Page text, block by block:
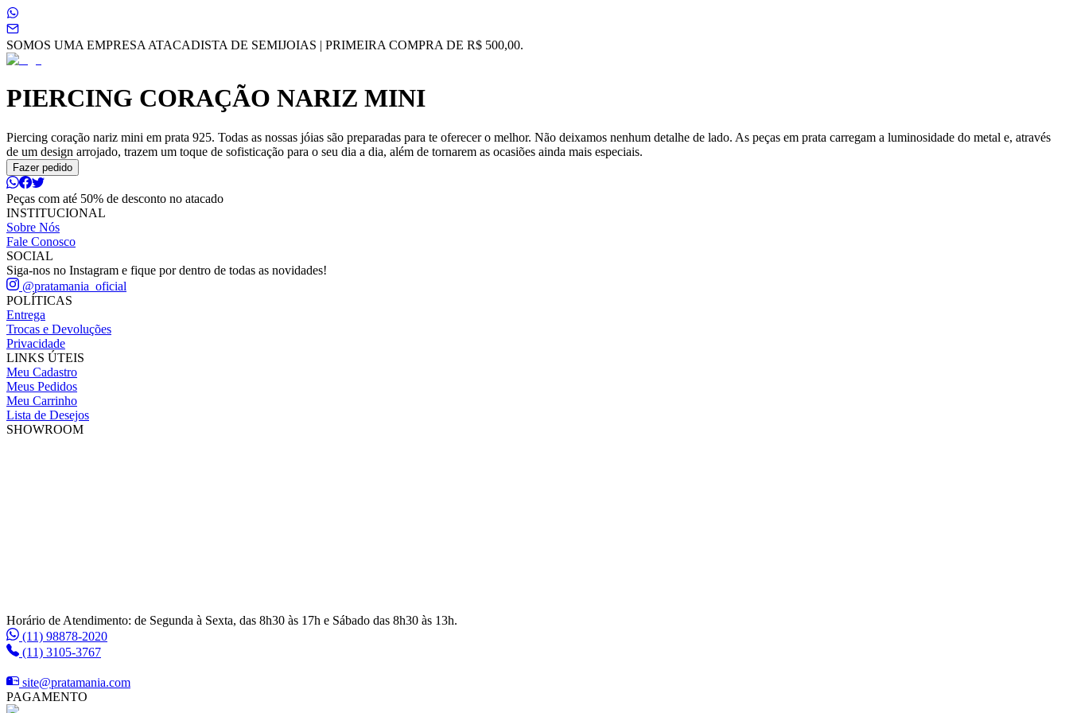
SOMOS UMA EMPRESA ATACADISTA DE SEMIJOIAS | PRIMEIRA COMPRA DE R$ 500,00.
PIERCING CORAÇÃO NARIZ MINI
Piercing coração nariz mini em prata 925. Todas as nossas jóias são preparadas para te oferecer o melhor. Não deixamos nenhum detalhe de lado. As peças em prata carregam a luminosidade do metal e, através
de um design arrojado, trazem um toque de sofisticação para o seu dia a dia, além de tornarem as ocasiões ainda mais especiais.
Fazer pedido
Peças com até 50% de desconto no atacado
INSTITUCIONAL
Sobre Nós
Fale Conosco
SOCIAL
Siga-nos no Instagram e fique por dentro de todas as novidades!
@pratamania_oficial
POLÍTICAS
Entrega
Trocas e Devoluções
Privacidade
LINKS ÚTEIS
Meu Cadastro
Meus Pedidos
Meu Carrinho
Lista de Desejos
SHOWROOM
Horário de Atendimento: de Segunda à Sexta, das 8h30 às 17h e Sábado das 8h30 às 13h.
(11) 98878-2020
(11) 3105-3767
site@pratamania.com
PAGAMENTO